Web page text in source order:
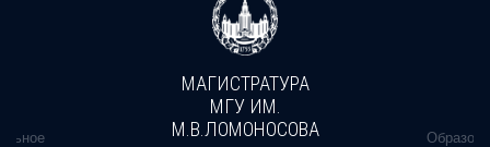
МАГИСТРАТУРА
МГУ ИМ.
М.В.ЛОМОНОСОВА